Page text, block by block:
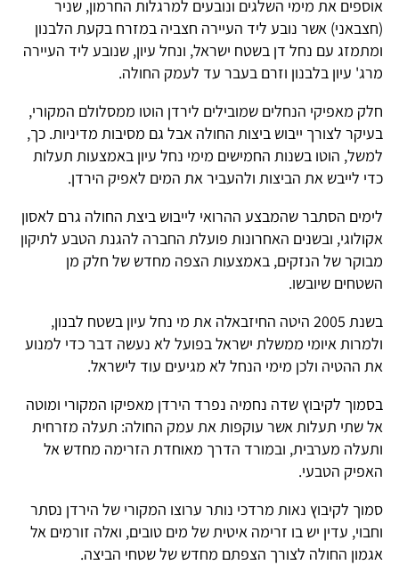
אוספים את מימי השלגים ונובעים למרגלות החרמון, שניר
(חצבאני) אשר נובע ליד העיירה חצביה במזרח בקעת הלבנון
ומתמזג עם נחל דן בשטח ישראל, ונחל עיון, שנובע ליד העיירה
מרג' עיון בלבנון וזרם בעבר עד לעמק החולה.
חלק מאפיקי הנחלים שמובילים לירדן הוטו ממסלולם המקורי,
בעיקר לצורך ייבוש ביצות החולה אבל גם מסיבות מדיניות. כך,
למשל, הוטו בשנות החמישים מימי נחל עיון באמצעות תעלות
כדי לייבש את הביצות ולהעביר את המים לאפיק הירדן.
לימים הסתבר שהמבצע ההרואי לייבוש ביצת החולה גרם לאסון
אקולוגי, ובשנים האחרונות פועלת החברה להגנת הטבע לתיקון
מבוקר של הנזקים, באמצעות הצפה מחדש של חלק מן
השטחים שיובשו.
בשנת 2005 היטה החיזבאלה את מי נחל עיון בשטח לבנון,
ולמרות איומי ממשלת ישראל בפועל לא נעשה דבר כדי למנוע
את ההטיה ולכן מימי הנחל לא מגיעים עוד לישראל.
בסמוך לקיבוץ שדה נחמיה נפרד הירדן מאפיקו המקורי ומוטה
אל שתי תעלות אשר עוקפות את עמק החולה: תעלה מזרחית
ותעלה מערבית, ובמורד הדרך מאוחדת הזרימה מחדש אל
האפיק הטבעי.
סמוך לקיבוץ נאות מרדכי נותר ערוצו המקורי של הירדן נסתר
וחבוי, עדין יש בו זרימה איטית של מים טובים, ואלה זורמים אל
אגמון החולה לצורך הצפתם מחדש של שטחי הביצה.